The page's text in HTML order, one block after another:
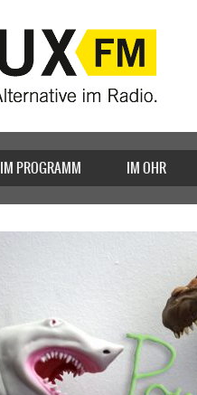
IM PROGRAMM IM OHR